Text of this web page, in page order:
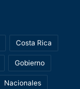
Costa Rica
Gobierno
Nacionales